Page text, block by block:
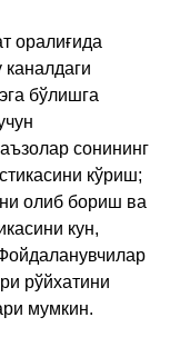
оралиғида
бўлишга
сонининг
кўриш;
олиб бориш ва
кун,
рўйхатини
мумкин.